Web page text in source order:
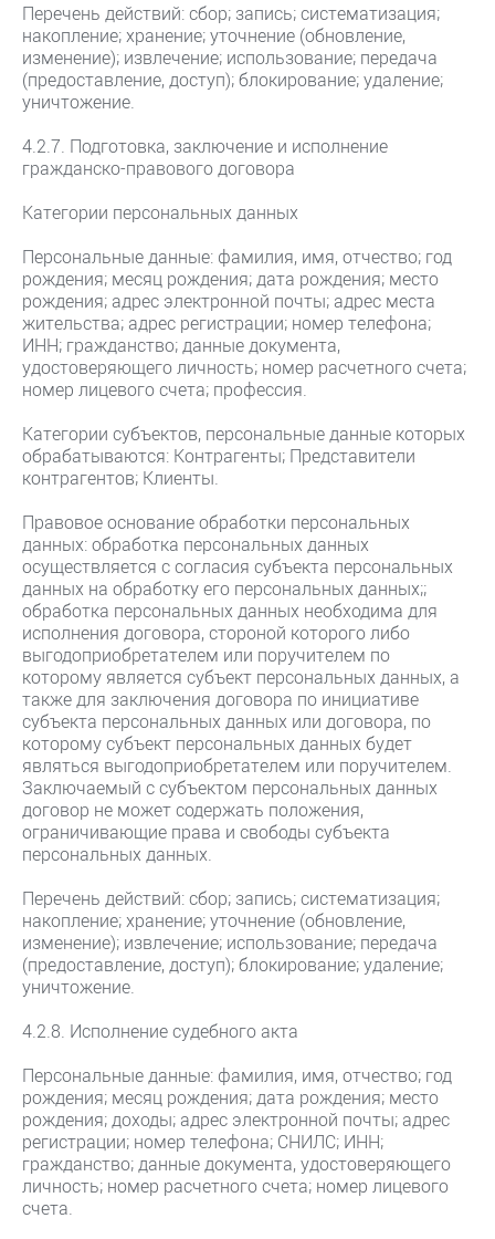
Перечень действий: сбор; запись; систематизация;
накопление; хранение; уточнение (обновление,
изменение); извлечение; использование; передача
(предоставление, доступ); блокирование; удаление;
уничтожение.
4.2.7. Подготовка, заключение и исполнение
гражданско-правового договора
Категории персональных данных
Персональные данные: фамилия, имя, отчество; год
рождения; месяц рождения; дата рождения; место
рождения; адрес электронной почты; адрес места
жительства; адрес регистрации; номер телефона;
ИНН; гражданство; данные документа,
удостоверяющего личность; номер расчетного счета;
номер лицевого счета; профессия.
Категории субъектов, персональные данные которых
обрабатываются: Контрагенты; Представители
контрагентов; Клиенты.
Правовое основание обработки персональных
данных: обработка персональных данных
осуществляется с согласия субъекта персональных
данных на обработку его персональных данных;;
обработка персональных данных необходима для
исполнения договора, стороной которого либо
выгодоприобретателем или поручителем по
которому является субъект персональных данных, а
также для заключения договора по инициативе
субъекта персональных данных или договора, по
которому субъект персональных данных будет
являться выгодоприобретателем или поручителем.
Заключаемый с субъектом персональных данных
договор не может содержать положения,
ограничивающие права и свободы субъекта
персональных данных.
Перечень действий: сбор; запись; систематизация;
накопление; хранение; уточнение (обновление,
изменение); извлечение; использование; передача
(предоставление, доступ); блокирование; удаление;
уничтожение.
4.2.8. Исполнение судебного акта
Персональные данные: фамилия, имя, отчество; год
рождения; месяц рождения; дата рождения; место
рождения; доходы; адрес электронной почты; адрес
регистрации; номер телефона; СНИЛС; ИНН;
гражданство; данные документа, удостоверяющего
личность; номер расчетного счета; номер лицевого
счета.